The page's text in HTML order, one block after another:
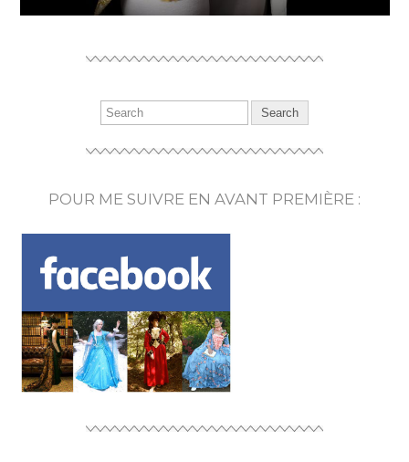
POUR ME SUIVRE EN AVANT PREMIÈRE :